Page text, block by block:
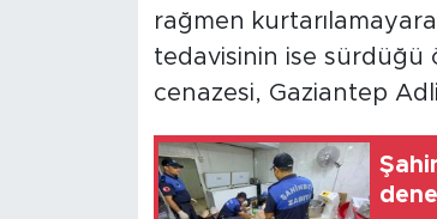
rağmen
tedavisinin ise sürdüğü
cenazesi, Gaziantep